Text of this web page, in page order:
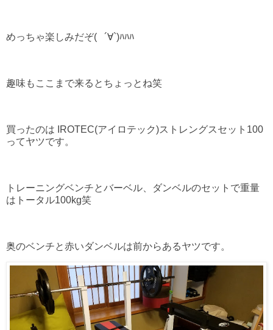
めっちゃ楽しみだぞ( ´∀`)ﾊﾊﾊ
趣味もここまで来るとちょっとね笑
買ったのは IROTEC(アイロテック)ストレングスセット100
ってヤツです。
トレーニングベンチとバーベル、ダンベルのセットで重量
はトータル100kg笑
奥のベンチと赤いダンベルは前からあるヤツです。